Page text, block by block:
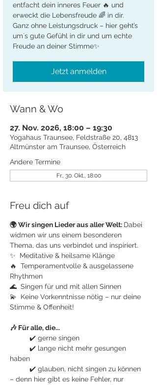
entfacht dein inneres Feuer 🔥 und
erweckt die Lebensfreude 🌈 in dir.
Ganz ohne Leistungsdruck – hier geht’s
um`s gute Gefühl in dir und um echte
Freude an deiner Stimme✨
Jetzt anmelden
Wann & Wo
27. Nov. 2026, 18:00 – 19:30
Yogahaus Traunsee, Feldstraße 20, 4813
Altmünster am Traunsee, Österreich
Andere Termine
Fr., 30. Okt., 18:00
Freu dich auf
🌍 Wir singen Lieder aus aller Welt: Dabei
widmen wir uns einem besonderen
Thema, das uns verbindet und inspiriert.
✨  Meditative & heilsame Klänge
🔥  Temperamentvolle & ausgelassene
Rhythmen
🌊  Singen für und mit allen Sinnen
💫  Keine Vorkenntnisse nötig – nur deine
Stimme & Offenheit!
🎶 Für alle, die...
	✔️ gerne singen
haben
– denn hier gibt es keine Fehler, nur